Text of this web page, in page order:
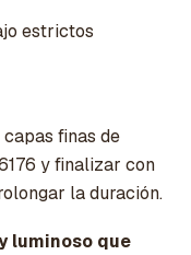
estrictos
finas de
y finalizar con
la duración.
luminoso que